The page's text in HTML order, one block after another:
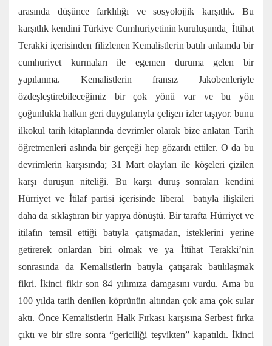
arasında düşünce farklılığı ve sosyolojjik karşıtlık. Bu
karşıtlık kendini Türkiye Cumhuriyetinin kuruluşunda˛ İttihat
Terakki içerisinden filizlenen Kemalistlerin batılı anlamda bir
cumhuriyet kurmaları ile egemen duruma gelen bir
yapılanma. Kemalistlerin fransız Jakobenleriyle
özdeşleştirebileceğimiz bir çok yönü var ve bu yön
çoğunlukla halkın geri duygularıyla çelişen izler taşıyor. bunu
ilkokul tarih kitaplarında devrimler olarak bize anlatan Tarih
öğretmenleri aslında bir gerçeği hep gözardı ettiler. O da bu
devrimlerin karşısında; 31 Mart olayları ile köşeleri çizilen
karşı duruşun niteliği. Bu karşı duruş sonraları kendini
Hürriyet ve İtilaf partisi içerisinde liberal batıyla ilişkileri
daha da sıklaştıran bir yapıya dönüştü. Bir tarafta Hürriyet ve
itilafın temsil ettiği batıyla çatışmadan, isteklerini yerine
getirerek onlardan biri olmak ve ya İttihat Terakki’nin
sonrasında da Kemalistlerin batıyla çatışarak batılılaşmak
fikri. İkinci fikir son 84 yılımıza damgasını vurdu. Ama bu
100 yılda tarih denilen köprünün altından çok ama çok sular
aktı. Önce Kemalistlerin Halk Fırkası karşısına Serbest fırka
çıktı ve bir süre sonra “gericiliği teşvikten” kapatıldı. İkinci